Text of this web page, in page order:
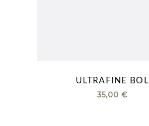
ULTRAFINE BOL
35,00€